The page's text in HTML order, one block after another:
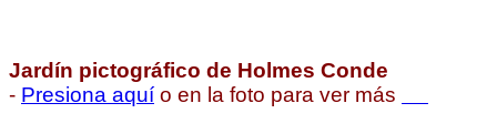
Jardín pictográfico de Holmes Conde
- Presiona aquí o en la foto para ver más